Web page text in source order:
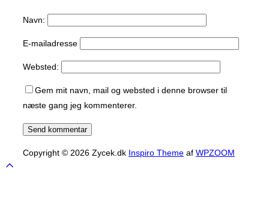
Navn:
E-mailadresse
Websted:
Gem mit navn, mail og websted i denne browser til
næste gang jeg kommenterer.
Copyright © 2026 Zycek.dk Inspiro Theme af WPZOOM